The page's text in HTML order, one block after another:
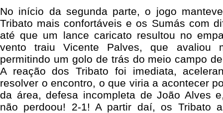
No início da segunda parte, o jogo
Tribato mais confortáveis e os Sumás com
até que um lance caricato resultou no
vento traiu Vicente Palves, que avaliou
permitindo um golo de trás do meio campo
A reação dos Tribato foi imediata,
resolver o encontro, o que viria a acontecer
da área, defesa incompleta de João Alves
não perdoou! 2-1! A partir daí, os Tribato